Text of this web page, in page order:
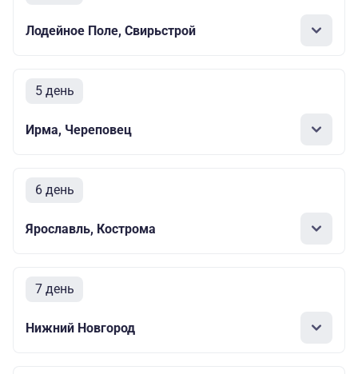
Лодейное Поле, Свирьстрой
5 день
Ирма, Череповец
6 день
Ярославль, Кострома
7 день
Нижний Новгород